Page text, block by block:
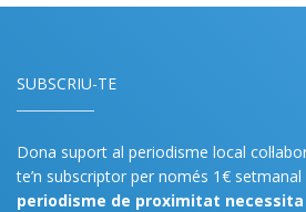
SUBSCRIU-TE
Dona suport al periodisme local
te’n subscriptor per només 1€
periodisme de proximitat